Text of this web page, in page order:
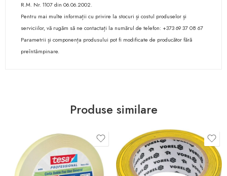
R.M. Nr. 1107 din 06.06.2002.
Pentru mai multe informații cu privire la stocuri și costul produselor și
serviciilor, vă rugăm să ne contactați la numărul de telefon: +373 69 37 08 67
Parametrii și componența produsului pot fi modificate de producător fără
preîntâmpinare.
Produse similare